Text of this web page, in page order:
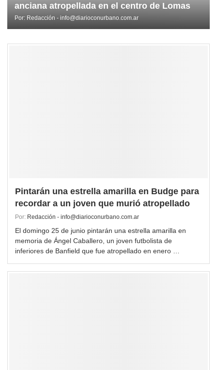
anciana atropellada en el centro de Lomas
Por: Redacción - info@diarioconurbano.com.ar
Pintarán una estrella amarilla en Budge para
recordar a un joven que murió atropellado
Por: Redacción - info@diarioconurbano.com.ar
El domingo 25 de junio pintarán una estrella amarilla en
memoria de Ángel Caballero, un joven futbolista de
inferiores de Banfield que fue atropellado en enero …